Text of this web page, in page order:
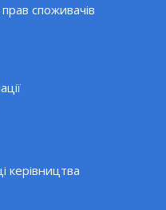
споживачів
керівництва